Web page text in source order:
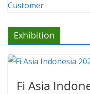
Exhibition
Fi Asia